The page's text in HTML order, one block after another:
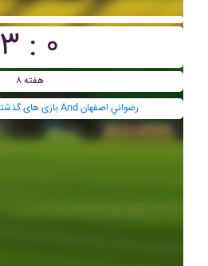
۳ : ۰
هفته ۸
بازی های گذشته سنگ آهن بافق يزد And رضواني اصفهان